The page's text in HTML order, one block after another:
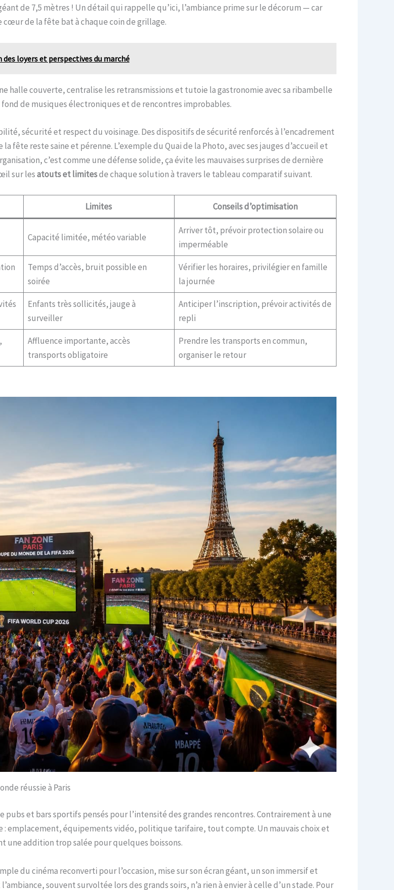
de 7,5 mètres ! Un détail qui rappelle qu’ici, l’ambiance prime sur le décorum — car
de la fête bat à chaque coin de grillage.
des loyers et perspectives du marché
halle couverte, centralise les retransmissions et tutoie la gastronomie avec sa ribambelle
de musiques électroniques et de rencontres improbables.
sécurité et respect du voisinage. Des dispositifs de sécurité renforcés à l’encadrement
reste saine et pérenne. L’exemple du Quai de la Photo, avec ses jauges d’accueil et
c’est comme une défense solide, ça évite les mauvaises surprises de dernière
sur lesatouts et limitesde chaque solution à travers le tableau comparatif suivant.
Limites Conseils d’optimisation
Capacité limitée, météo variable
Arriver tôt, prévoir protection solaire ou
imperméable
Temps d’accès, bruit possible en
soirée
Vérifier les horaires, privilégier en famille
la journée
Enfants très sollicités, jauge à
surveiller
Anticiper l’inscription, prévoir activités de
repli
Affluence importante, accès
transports obligatoire
Prendre les transports en commun,
organiser le retour
réussie à Paris
pubs et bars sportifs pensés pour l’intensité des grandes rencontres. Contrairement à une
: emplacement, équipements vidéo, politique tarifaire, tout compte. Un mauvais choix et
une addition trop salée pour quelques boissons.
du cinéma reconverti pour l’occasion, mise sur son écran géant, un son immersif et
souvent survoltée lors des grands soirs, n’a rien à envier à celle d’un stade. Pour